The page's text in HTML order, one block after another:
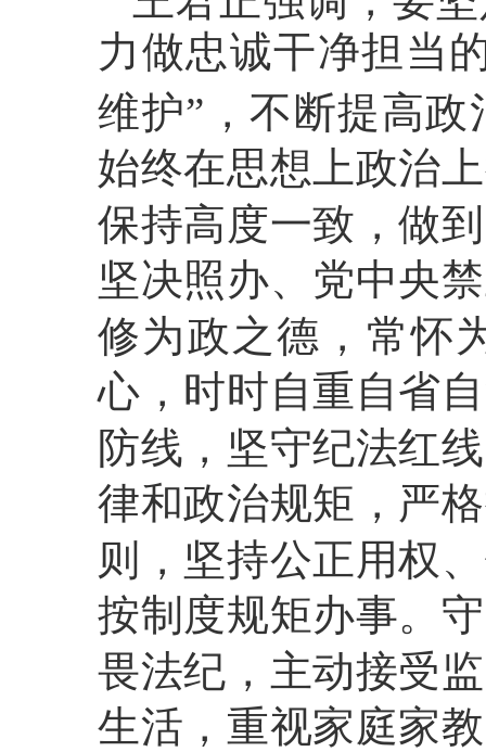
力做忠诚干净担当
维护”，不断提高
始终在思想上政治
保持高度一致，做
坚决照办、党中央
修为政之德，常怀
心，时时自重自省
防线，坚守纪法红
律和政治规矩，严
则，坚持公正用权
按制度规矩办事。
畏法纪，主动接受
生活，重视家庭家